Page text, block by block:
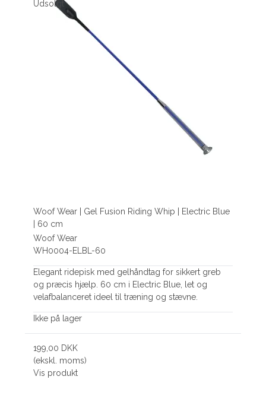
Udsolgt
Woof Wear | Gel Fusion Riding Whip | Electric Blue
| 60 cm
Woof Wear
WH0004-ELBL-60
Elegant ridepisk med gelhåndtag for sikkert greb
og præcis hjælp. 60 cm i Electric Blue, let og
velafbalanceret ideel til træning og stævne.
Ikke på lager
199,00 DKK
(ekskl. moms)
Vis produkt